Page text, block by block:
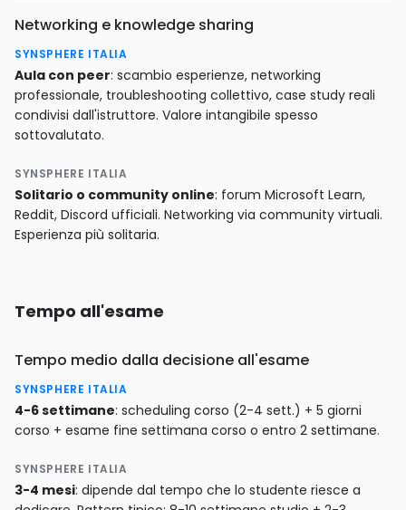
Networking e knowledge sharing
SYNSPHERE ITALIA
Aula con peer: scambio esperienze, networking
professionale, troubleshooting collettivo, case study reali
condivisi dall'istruttore. Valore intangibile spesso
sottovalutato.
SYNSPHERE ITALIA
Solitario o community online: forum Microsoft Learn,
Reddit, Discord ufficiali. Networking via community virtuali.
Esperienza più solitaria.
Tempo all'esame
Tempo medio dalla decisione all'esame
SYNSPHERE ITALIA
4-6 settimane: scheduling corso (2-4 sett.) + 5 giorni
corso + esame fine settimana corso o entro 2 settimane.
SYNSPHERE ITALIA
3-4 mesi: dipende dal tempo che lo studente riesce a